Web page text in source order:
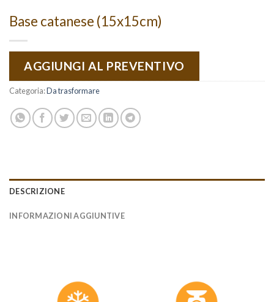
Base catanese (15x15cm)
AGGIUNGI AL PREVENTIVO
Categoria:Da trasformare
DESCRIZIONE
INFORMAZIONI AGGIUNTIVE